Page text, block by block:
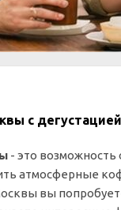
с
- это
атмосферные
вы